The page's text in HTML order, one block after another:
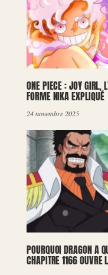
ONE PIECE : JOY GIRL,
FORME NIKA EXPLIQUÉ
24 novembre 2025
POURQUOI DRAGON A
CHAPITRE 1166 OUVRE